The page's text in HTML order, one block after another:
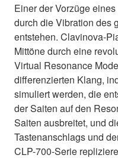
Einer der Vorzüge
durch die Vibration des
entstehen. Clavinova-
Mittöne durch eine
Virtual Resonance
differenzierten Klang,
simuliert werden, die
der Saiten auf den
Saiten ausbreitet, und
Tastenanschlags und
CLP-700-Serie